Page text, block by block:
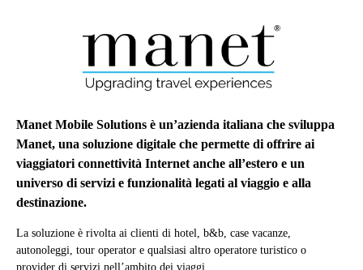
Manet Mobile Solutions è un’azienda italiana che sviluppa
Manet, una soluzione digitale che permette di offrire ai
viaggiatori connettività Internet anche all’estero e un
universo di servizi e funzionalità legati al viaggio e alla
destinazione.
La soluzione è rivolta ai clienti di hotel, b&b, case vacanze,
autonoleggi, tour operator e qualsiasi altro operatore turistico o
provider di servizi nell’ambito dei viaggi.